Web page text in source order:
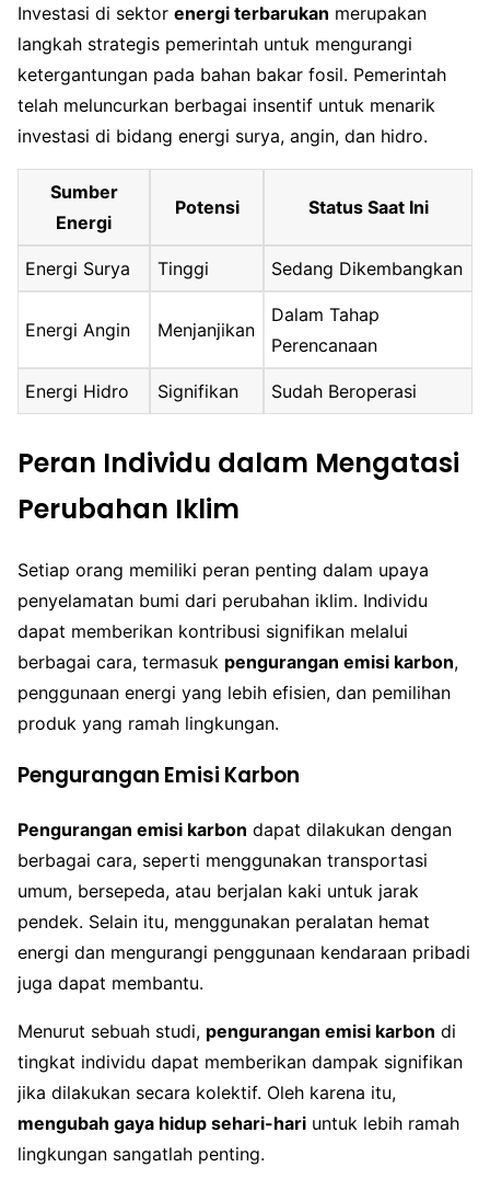
Investasi di sektor energi terbarukan merupakan
langkah strategis pemerintah untuk mengurangi
ketergantungan pada bahan bakar fosil. Pemerintah
telah meluncurkan berbagai insentif untuk menarik
investasi di bidang energi surya, angin, dan hidro.
Sumber
Energi
Potensi Status Saat Ini
Energi Surya Tinggi Sedang Dikembangkan
Energi Angin Menjanjikan
Dalam Tahap
Perencanaan
Energi Hidro Signifikan Sudah Beroperasi
Peran Individu dalam Mengatasi
Perubahan Iklim
Setiap orang memiliki peran penting dalam upaya
penyelamatan bumi dari perubahan iklim. Individu
dapat memberikan kontribusi signifikan melalui
berbagai cara, termasuk pengurangan emisi karbon,
penggunaan energi yang lebih efisien, dan pemilihan
produk yang ramah lingkungan.
Pengurangan Emisi Karbon
Pengurangan emisi karbon dapat dilakukan dengan
berbagai cara, seperti menggunakan transportasi
umum, bersepeda, atau berjalan kaki untuk jarak
pendek. Selain itu, menggunakan peralatan hemat
energi dan mengurangi penggunaan kendaraan pribadi
juga dapat membantu.
Menurut sebuah studi, pengurangan emisi karbon di
tingkat individu dapat memberikan dampak signifikan
jika dilakukan secara kolektif. Oleh karena itu,
mengubah gaya hidup sehari-hari untuk lebih ramah
lingkungan sangatlah penting.